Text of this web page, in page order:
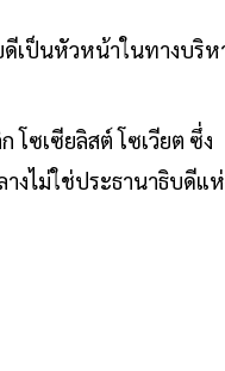
เป็นหัวหน้าในทางบริห
ซเซียลิสต์ โซเวียต ซึ่ง
งไม่ใช่ประธานาธิบดีแ